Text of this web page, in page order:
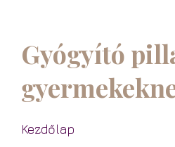
Gyógyító
Kezdőlap